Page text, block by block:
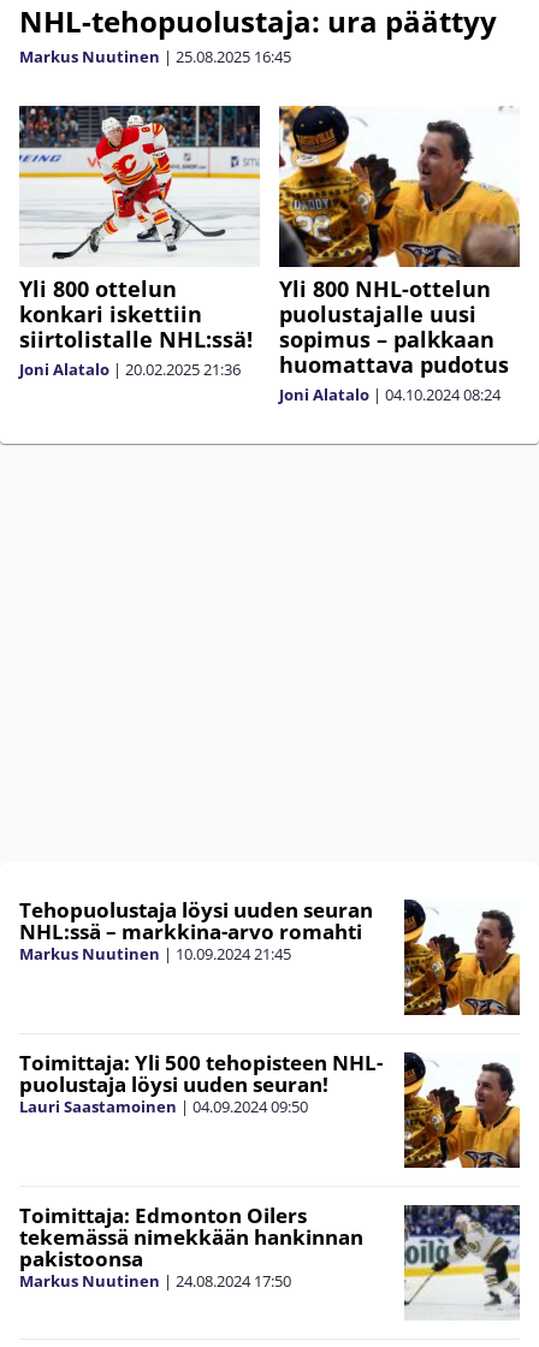
NHL-tehopuolustaja: ura päättyy
Markus Nuutinen | 25.08.2025 16:45
Yli 800 ottelun
konkari iskettiin
siirtolistalle NHL:ssä!
Joni Alatalo | 20.02.202521:36
Yli 800 NHL-ottelun
puolustajalle uusi
sopimus – palkkaan
huomattava pudotus
Joni Alatalo | 04.10.202408:24
Tehopuolustaja löysi uuden seuran
NHL:ssä – markkina-arvo romahti
Markus Nuutinen | 10.09.202421:45
Toimittaja: Yli 500 tehopisteen NHL-
puolustaja löysi uuden seuran!
Lauri Saastamoinen | 04.09.202409:50
Toimittaja: Edmonton Oilers
tekemässä nimekkään hankinnan
pakistoonsa
Markus Nuutinen | 24.08.2024 17:50